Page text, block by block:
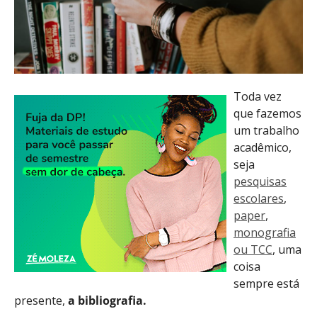
Toda vez
que fazemos
um trabalho
acadêmico,
seja
pesquisas
escolares,
paper,
monografia
ou TCC, uma
coisa
sempre está
presente, a bibliografia.